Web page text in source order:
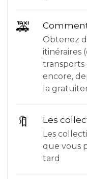
🚕
Obtenez
itinéraires
transports
encore,
la
🔖 Les
Les
que vous
tard